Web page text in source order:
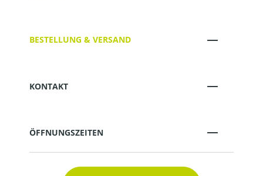
BESTELLUNG & VERSAND
KONTAKT
ÖFFNUNGSZEITEN